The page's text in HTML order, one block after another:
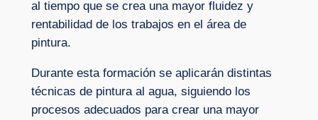
al tiempo que se crea una mayor fluidez y
rentabilidad de los trabajos en el área de
pintura.
Durante esta formación se aplicarán distintas
técnicas de pintura al agua, siguiendo los
procesos adecuados para crear una mayor